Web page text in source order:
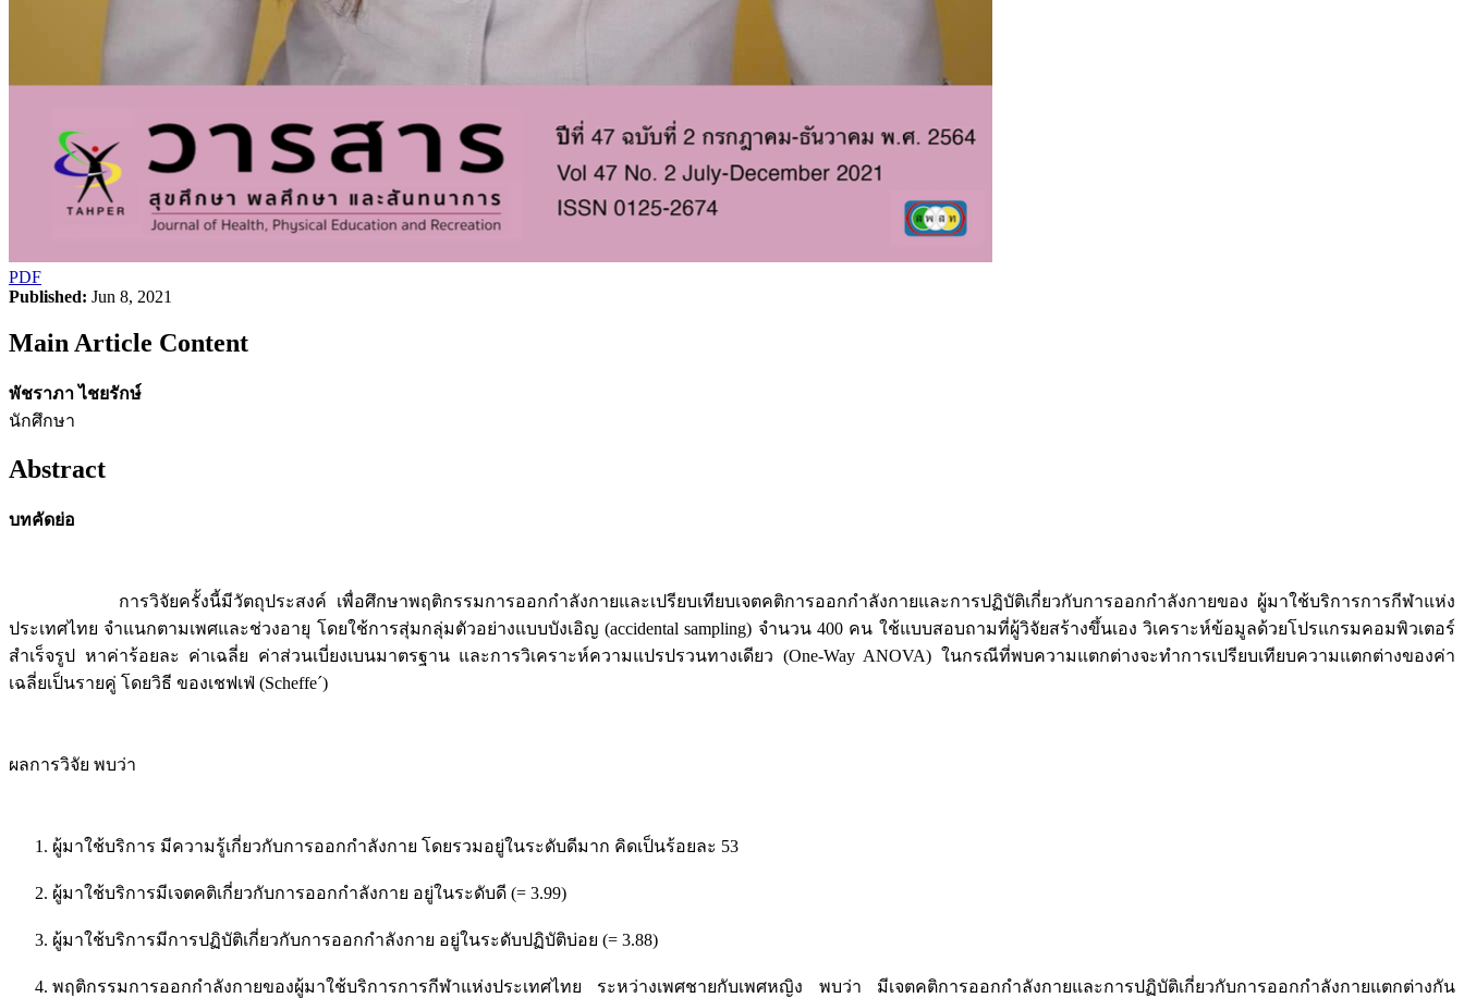
PDF
Published: Jun 8, 2021
Main Article Content
พัชราภา ไชยรักษ์
นักศึกษา
Abstract
บทคัดย่อ
การวิจัยครั้งนี้มีวัตถุประสงค์ เพื่อศึกษาพฤติกรรมการออกกำลังกายและเปรียบเทียบเจตคติการออกกำลังกายและการปฏิบัติเกี่ยวกับการออกกำลังกายของ ผู้มาใช้บริการการกีฬาแห่ง
ประเทศไทย จำแนกตามเพศและช่วงอายุ โดยใช้การสุ่มกลุ่มตัวอย่างแบบบังเอิญ (accidental sampling) จำนวน 400 คน ใช้แบบสอบถามที่ผู้วิจัยสร้างขึ้นเอง วิเคราะห์ข้อมูลด้วยโปรแกรมคอมพิวเตอร์
สำเร็จรูป หาค่าร้อยละ ค่าเฉลี่ย ค่าส่วนเบี่ยงเบนมาตรฐาน และการวิเคราะห์ความแปรปรวนทางเดียว (One-Way ANOVA) ในกรณีที่พบความแตกต่างจะทำการเปรียบเทียบความแตกต่างของค่า
เฉลี่ยเป็นรายคู่ โดยวิธี ของเชฟเฟ่ (Scheffe´)
ผลการวิจัย พบว่า
ผู้มาใช้บริการ มีความรู้เกี่ยวกับการออกกำลังกาย โดยรวมอยู่ในระดับดีมาก คิดเป็นร้อยละ 53
ผู้มาใช้บริการมีเจตคติเกี่ยวกับการออกกำลังกาย อยู่ในระดับดี (= 3.99)
ผู้มาใช้บริการมีการปฏิบัติเกี่ยวกับการออกกำลังกาย อยู่ในระดับปฏิบัติบ่อย (= 3.88)
พฤติกรรมการออกกำลังกายของผู้มาใช้บริการการกีฬาแห่งประเทศไทย ระหว่างเพศชายกับเพศหญิง พบว่า มีเจตคติการออกกำลังกายและการปฏิบัติเกี่ยวกับการออกกำลังกายแตกต่างกัน